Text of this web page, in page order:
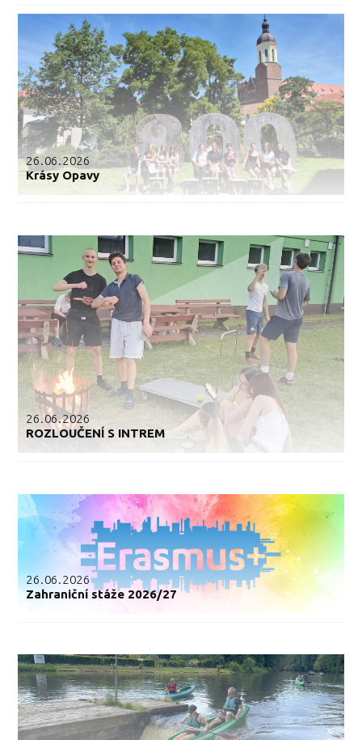
26.06.2026
Krásy Opavy
26.06.2026
ROZLOUČENÍ S INTREM
26.06.2026
Zahraniční stáže 2026/27